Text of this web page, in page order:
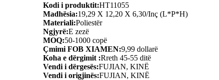
Kodi i produktit:HT11055
Madhësia:19,29 X 12,20 X 6,30/Inç (L*P*H)
Materiali:Poliestër
Ngjyrë:E zezë
MOQ:50-1000 copë
Çmimi FOB XIAMEN:9,99 dollarë
Koha e dërgimit :Rreth 45-55 ditë
Vendi i dërgesës:FUJIAN, KINË
Vendi i origjinës:FUJIAN, KINË